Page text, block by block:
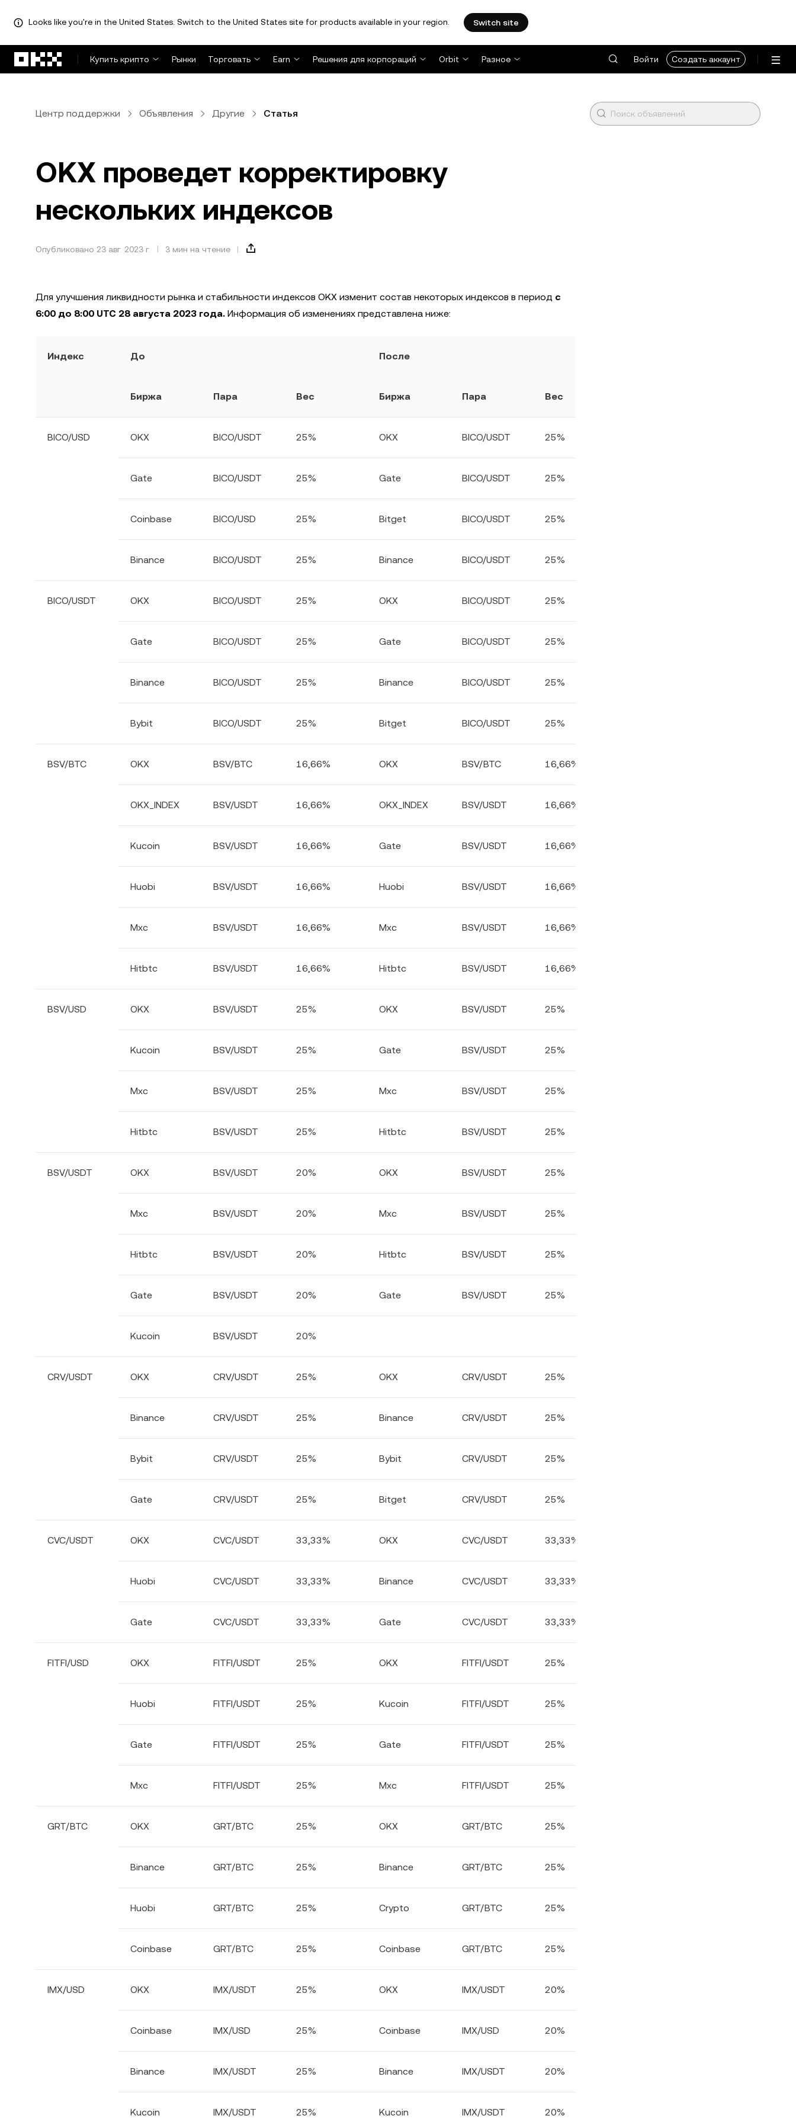
Looks like you're in the United States. Switch to the United States site for products available in your region. Switch site
Купить крипто
Рынки Торговать Earn Решения для корпораций Orbit Разное Войти Создать аккаунт
Центр поддержки Объявления Другие Статья
OKX проведет корректировку
нескольких индексов
Опубликовано 23 авг. 2023 г. 3 мин на чтение
Для улучшения ликвидности рынка и стабильности индексов OKX изменит состав некоторых индексов в период с
6:00 до 8:00 UTC 28 августа 2023 года. Информация об изменениях представлена ниже:
Индекс До После
Биржа Пара Вес Биржа Пара Вес
BICO/USD OKX BICO/USDT 25% OKX BICO/USDT 25%
Gate BICO/USDT 25% Gate BICO/USDT 25%
Coinbase BICO/USD 25% Bitget BICO/USDT 25%
Binance BICO/USDT 25% Binance BICO/USDT 25%
BICO/USDT OKX BICO/USDT 25% OKX BICO/USDT 25%
Gate BICO/USDT 25% Gate BICO/USDT 25%
Binance BICO/USDT 25% Binance BICO/USDT 25%
Bybit BICO/USDT 25% Bitget BICO/USDT 25%
BSV/BTC OKX BSV/BTC 16,66% OKX BSV/BTC 16,66%
OKX_INDEX BSV/USDT 16,66% OKX_INDEX BSV/USDT 16,66%
Kucoin BSV/USDT 16,66% Gate BSV/USDT 16,66%
Huobi BSV/USDT 16,66% Huobi BSV/USDT 16,66%
Mxc BSV/USDT 16,66% Mxc BSV/USDT 16,66%
Hitbtc BSV/USDT 16,66% Hitbtc BSV/USDT 16,66%
BSV/USD OKX BSV/USDT 25% OKX BSV/USDT 25%
Kucoin BSV/USDT 25% Gate BSV/USDT 25%
Mxc BSV/USDT 25% Mxc BSV/USDT 25%
Hitbtc BSV/USDT 25% Hitbtc BSV/USDT 25%
BSV/USDT OKX BSV/USDT 20% OKX BSV/USDT 25%
Mxc BSV/USDT 20% Mxc BSV/USDT 25%
Hitbtc BSV/USDT 20% Hitbtc BSV/USDT 25%
Gate BSV/USDT 20% Gate BSV/USDT 25%
Kucoin BSV/USDT 20%
CRV/USDT OKX CRV/USDT 25% OKX CRV/USDT 25%
Binance CRV/USDT 25% Binance CRV/USDT 25%
Bybit CRV/USDT 25% Bybit CRV/USDT 25%
Gate CRV/USDT 25% Bitget CRV/USDT 25%
CVC/USDT OKX CVC/USDT 33,33% OKX CVC/USDT 33,33%
Huobi CVC/USDT 33,33% Binance CVC/USDT 33,33%
Gate CVC/USDT 33,33% Gate CVC/USDT 33,33%
FITFI/USD OKX FITFI/USDT 25% OKX FITFI/USDT 25%
Huobi FITFI/USDT 25% Kucoin FITFI/USDT 25%
Gate FITFI/USDT 25% Gate FITFI/USDT 25%
Mxc FITFI/USDT 25% Mxc FITFI/USDT 25%
GRT/BTC OKX GRT/BTC 25% OKX GRT/BTC 25%
Binance GRT/BTC 25% Binance GRT/BTC 25%
Huobi GRT/BTC 25% Crypto GRT/BTC 25%
Coinbase GRT/BTC 25% Coinbase GRT/BTC 25%
IMX/USD OKX IMX/USDT 25% OKX IMX/USDT 20%
Coinbase IMX/USD 25% Coinbase IMX/USD 20%
Binance IMX/USDT 25% Binance IMX/USDT 20%
Kucoin IMX/USDT 25% Kucoin IMX/USDT 20%